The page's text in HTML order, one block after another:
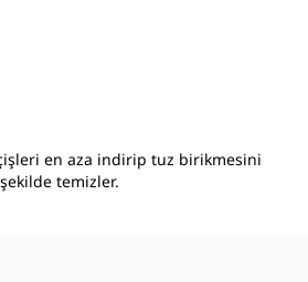
en aza indirip tuz birikmesini
temizler.